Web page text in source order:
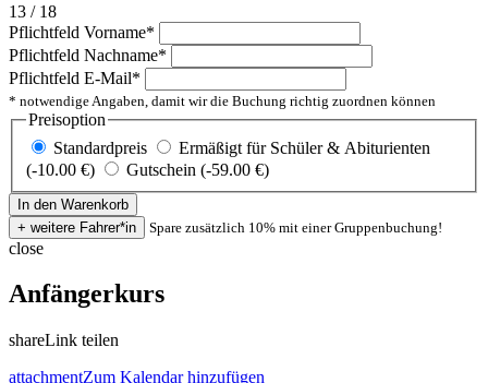
13 / 18
Pflichtfeld Vorname*
Pflichtfeld Nachname*
Pflichtfeld E-Mail*
* notwendige Angaben, damit wir die Buchung richtig zuordnen können
Preisoption
Standardpreis
Ermäßigt für Schüler & Abiturienten
(-10.00 €)
Gutschein (-59.00 €)
Spare zusätzlich 10% mit einer Gruppenbuchung!
close
Anfängerkurs
shareLink teilen
attachmentZum Kalendar hinzufügen